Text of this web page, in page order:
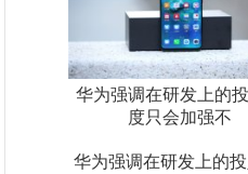
华为强调在研发上的
度只会加强不
华为强调在研发上的